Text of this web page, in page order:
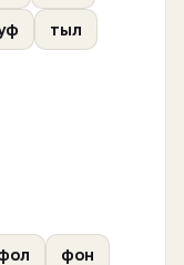
тыл
фон